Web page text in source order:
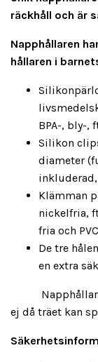
räckhåll och är
Napphållaren
hållaren i
BPA-, bly-,
Silikon
diameter
Klämman
nickelfria,
fria och
De tre
en extra
Napphållaren
ej då träet kan